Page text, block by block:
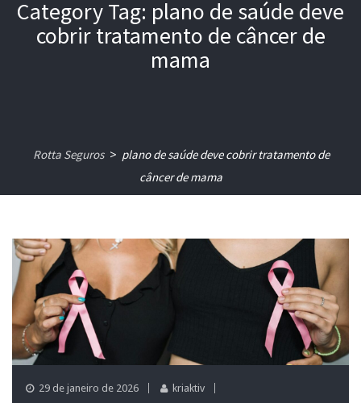
Category Tag: plano de saúde deve
cobrir tratamento de câncer de
mama
Rotta Seguros > plano de saúde deve cobrir tratamento de
câncer de mama
29 de janeiro de 2026
kriaktiv